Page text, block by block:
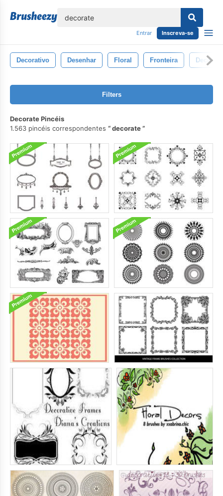
Entrar Inscreva-se
Decorativo Desenhar Floral Fronteira
Filters
Decorate Pincéis
1.563 pincéis correspondentes
decorate